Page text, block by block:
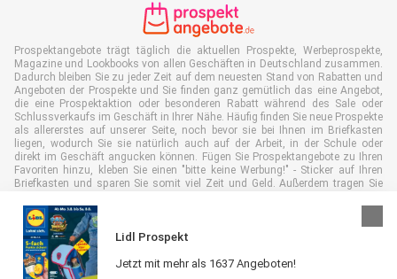
Lidl Prospekt
Jetzt mit mehr als 1637 Angeboten!
Prospektangebote trägt täglich die aktuellen Prospekte, Werbeprospekte,
Magazine und Lookbooks von allen Geschäften in Deutschland zusammen.
Dadurch bleiben Sie zu jeder Zeit auf dem neuesten Stand von Rabatten und
Angeboten der Prospekte und Sie finden ganz gemütlich das eine Angebot,
die eine Prospektaktion oder besonderen Rabatt während des Sale oder
Schlussverkaufs im Geschäft in Ihrer Nähe. Häufig finden Sie neue Prospekte
als allererstes auf unserer Seite, noch bevor sie bei Ihnen im Briefkasten
liegen, wodurch Sie sie natürlich auch auf der Arbeit, in der Schule oder
direkt im Geschäft angucken können. Fügen Sie Prospektangebote zu Ihren
Favoriten hinzu, kleben Sie einen "bitte keine Werbung!" - Sticker auf Ihren
Briefkasten und sparen Sie somit viel Zeit und Geld. Außerdem tragen Sie
ist.